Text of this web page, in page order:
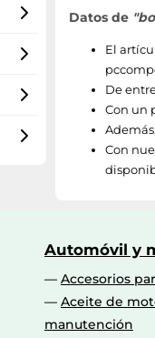
Datos de
El
De
Con un
Con
Automóvil y
Accesorios
Aceite de
manutención